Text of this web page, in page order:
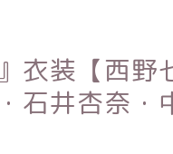
衣装【西
石井杏奈・